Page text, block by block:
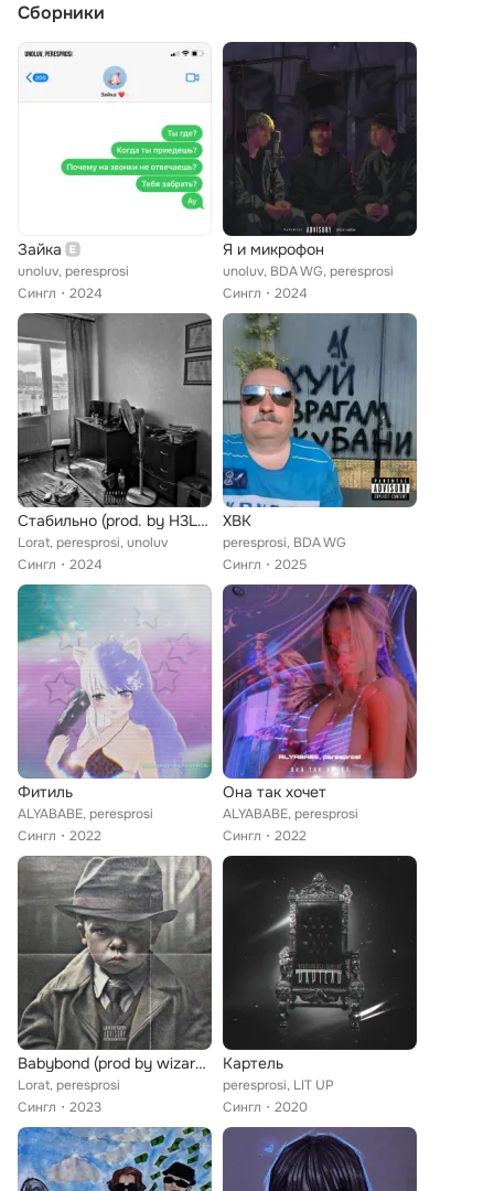
Сборники
Зайка
unoluv, peresprosi
Сингл
2024
Я и микрофон
unoluv, BDA WG, peresprosi
Сингл
2024
Стабильно (prod. by H3LLA PLAY3R)
Lorat, peresprosi, unoluv
Сингл
2024
ХВК
peresprosi, BDA WG
Сингл
2025
Фитиль
ALYABABE, peresprosi
Сингл
2022
Она так хочет
ALYABABE, peresprosi
Сингл
2022
Babybond (prod by wizard x BREEZY)
Lorat, peresprosi
Сингл
2023
Картель
peresprosi, LIT UP
Сингл
2020